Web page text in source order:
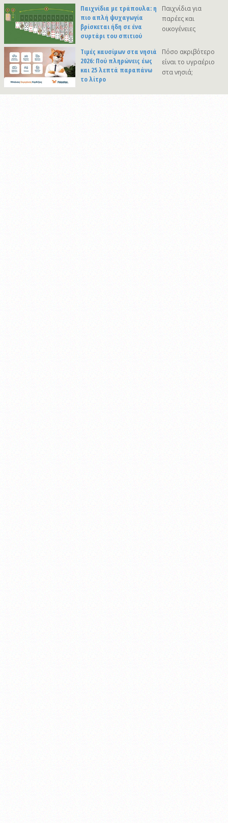
Παιχνίδια με τράπουλα: η
πιο απλή ψυχαγωγία
βρίσκεται ήδη σε ένα
συρτάρι του σπιτιού
Παιχνίδια για
παρέες και
οικογένειες
Τιμές καυσίμων στα νησιά
2026: Πού πληρώνεις έως
και 25 λεπτά παραπάνω
το λίτρο
Πόσο ακριβότερο
είναι το υγραέριο
στα νησιά;